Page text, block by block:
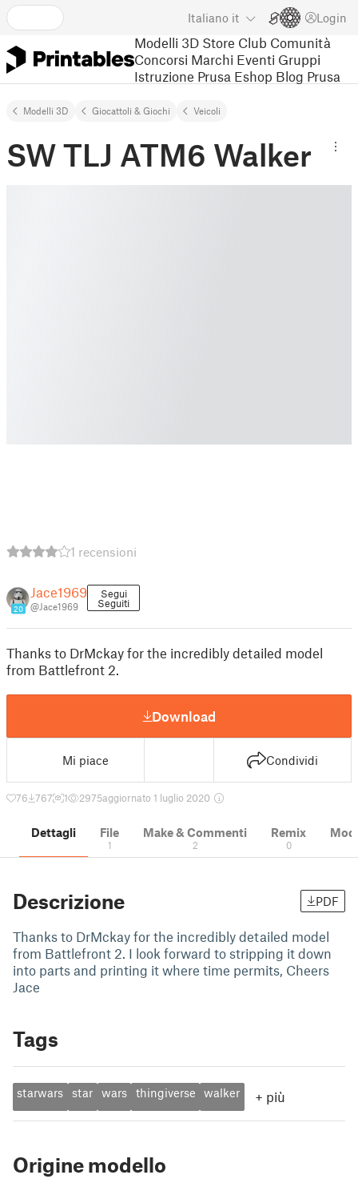
Italiano it Login
Modelli 3D Store Club Comunità
Concorsi Marchi Eventi Gruppi
Istruzione Prusa Eshop Blog Prusa
Modelli 3D Giocattoli & Giochi Veicoli
SW TLJ ATM6 Walker
1 recensioni
20
Jace1969
@Jace1969
Segui
Seguiti
Thanks to DrMckay for the incredibly detailed model
from Battlefront 2.
Download
Mi piace Condividi
76 767 1 2975aggiornato 1 luglio 2020
Dettagli File
1
Make & Commenti
2
Remix
0
Descrizione PDF
Thanks to DrMckay for the incredibly detailed model
from Battlefront 2. I look forward to stripping it down
into parts and printing it where time permits, Cheers
Jace
Tags
starwars star wars thingiverse walker + più
Origine modello